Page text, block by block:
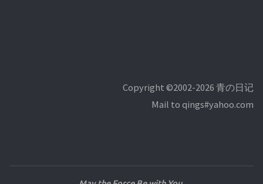
Copyright ©2002-2026 青の日记
Mail to qings#yahoo.com